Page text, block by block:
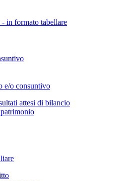
in formato tabellare
e/o consuntivo
attesi di bilancio